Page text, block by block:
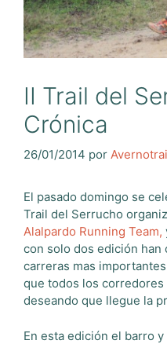
II Trail del
Crónica
26/01/2014 por
El pasado domingo se
Trail del Serrucho
Alalpardo Running Team,
con solo dos edición han
carreras mas
que todos los corredores
deseando que llegue la
En esta edición el barro